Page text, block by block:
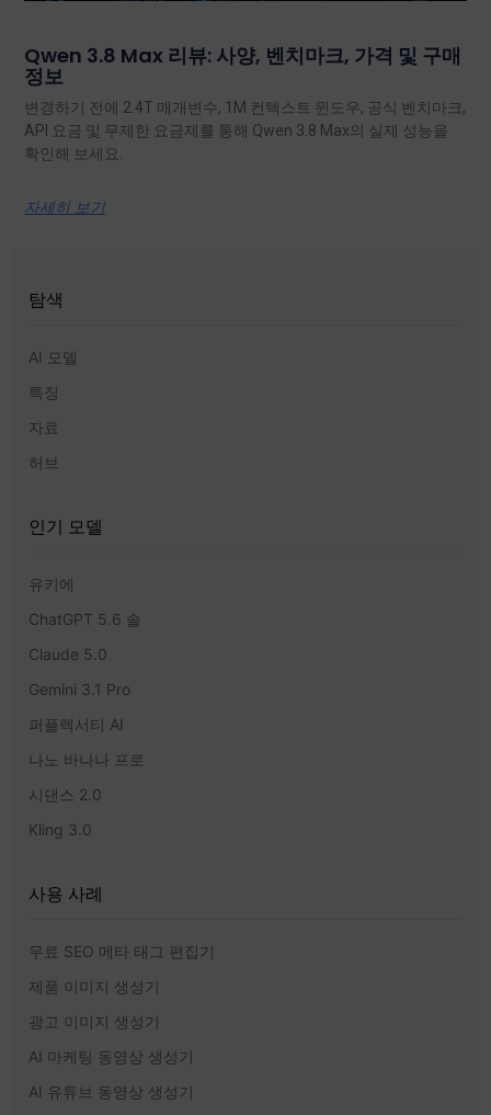
Qwen 3.8 Max 리뷰: 사양, 벤치마크, 가격 및 구매
정보
변경하기 전에 2.4T 매개변수, 1M 컨텍스트 윈도우, 공식 벤치마크,
API 요금 및 무제한 요금제를 통해 Qwen 3.8 Max의 실제 성능을
확인해 보세요.
자세히 보기
탐색
AI 모델
특징
자료
허브
인기 모델
유키에
ChatGPT 5.6 솔
Claude 5.0
Gemini 3.1 Pro
퍼플렉서티 AI
나노 바나나 프로
시댄스 2.0
Kling 3.0
사용 사례
무료 SEO 메타 태그 편집기
제품 이미지 생성기
광고 이미지 생성기
AI 마케팅 동영상 생성기
AI 유튜브 동영상 생성기